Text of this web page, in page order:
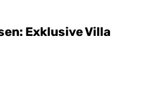
Exklusive Villa